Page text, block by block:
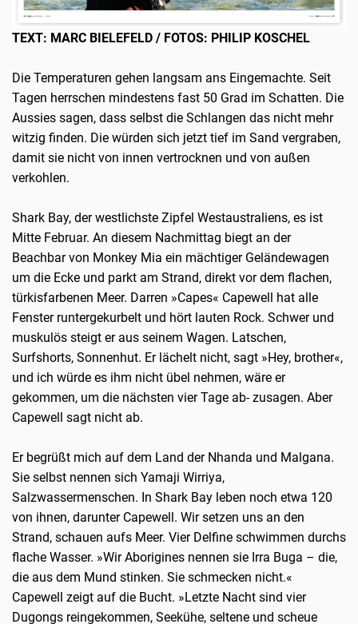
TEXT: MARC BIELEFELD / FOTOS: PHILIP KOSCHEL
Die Temperaturen gehen langsam ans Eingemachte. Seit
Tagen herrschen mindestens fast 50 Grad im Schatten. Die
Aussies sagen, dass selbst die Schlangen das nicht mehr
witzig finden. Die würden sich jetzt tief im Sand vergraben,
damit sie nicht von innen vertrocknen und von außen
verkohlen.
Shark Bay, der westlichste Zipfel Westaustraliens, es ist
Mitte Februar. An diesem Nachmittag biegt an der
Beachbar von Monkey Mia ein mächtiger Geländewagen
um die Ecke und parkt am Strand, direkt vor dem flachen,
türkisfarbenen Meer. Darren »Capes« Capewell hat alle
Fenster runtergekurbelt und hört lauten Rock. Schwer und
muskulös steigt er aus seinem Wagen. Latschen,
Surfshorts, Sonnenhut. Er lächelt nicht, sagt »Hey, brother«,
und ich würde es ihm nicht übel nehmen, wäre er
gekommen, um die nächsten vier Tage ab- zusagen. Aber
Capewell sagt nicht ab.
Er begrüßt mich auf dem Land der Nhanda und Malgana.
Sie selbst nennen sich Yamaji Wirriya,
Salzwassermenschen. In Shark Bay leben noch etwa 120
von ihnen, darunter Capewell. Wir setzen uns an den
Strand, schauen aufs Meer. Vier Delfine schwimmen durchs
flache Wasser. »Wir Aborigines nennen sie Irra Buga – die,
die aus dem Mund stinken. Sie schmecken nicht.«
Capewell zeigt auf die Bucht. »Letzte Nacht sind vier
Dugongs reingekommen, Seekühe, seltene und scheue